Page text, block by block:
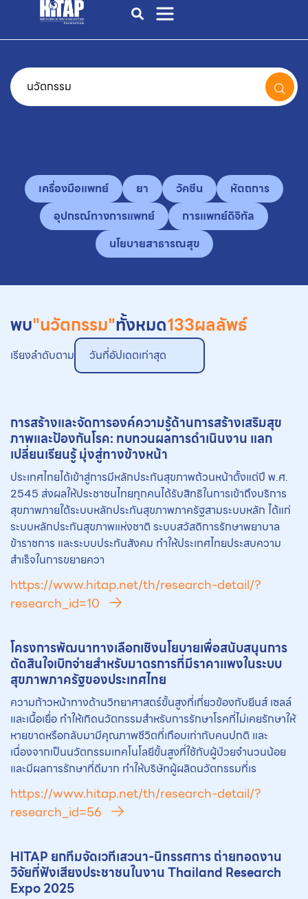
เครื่องมือแพทย์ ยา วัคซีน
หัตถการ
อุปกรณ์ทางการแพทย์
การแพทย์ดิจิทัล
นโยบายสาธารณสุข
พบ"นวัตกรรม"ทั้งหมด133ผลลัพธ์
เรียงลำดับตาม วันที่อัปเดตเก่าสุด
การสร้างและจัดการองค์ความรู้ด้านการสร้างเสริมสุข
ภาพและป้องกันโรค: ทบทวนผลการดำเนินงาน แลก
เปลี่ยนเรียนรู้ มุ่งสู่ทางข้างหน้า
ประเทศไทยได้เข้าสู่การมีหลักประกันสุขภาพถ้วนหน้าตั้งแต่ปี พ.ศ.
2545 ส่งผลให้ประชาชนไทยทุกคนได้รับสิทธิในการเข้าถึงบริการ
สุขภาพภายใต้ระบบหลักประกันสุขภาพภาครัฐสามระบบหลัก ได้แก่
ระบบหลักประกันสุขภาพแห่งชาติ ระบบสวัสดิการรักษาพยาบาล
ข้าราชการ และระบบประกันสังคม ทำให้ประเทศไทยประสบความ
สำเร็จในการขยายควา
https://www.hitap.net/th/research-detail/?
research_id=10
โครงการพัฒนาทางเลือกเชิงนโยบายเพื่อสนับสนุนการ
ตัดสินใจเบิกจ่ายสำหรับมาตรการที่มีราคาแพงในระบบ
สุขภาพภาครัฐของประเทศไทย
ความก้าวหน้าทางด้านวิทยาศาสตร์ขั้นสูงที่เกี่ยวข้องกับยีนส์ เซลล์
และเนื้อเยื่อ ทำให้เกิดนวัตกรรมสำหรับการรักษาโรคที่ไม่เคยรักษาให้
หายขาดหรือกลับมามีคุณภาพชีวิตที่เกือบเท่ากับคนปกติ และ
เนื่องจากเป็นนวัตกรรมเทคโนโลยีขั้นสูงที่ใช้กับผู้ป่วยจำนวนน้อย
และมีผลการรักษาที่ดีมาก ทำให้บริษัทผู้ผลิตนวัตกรรมที่เร
https://www.hitap.net/th/research-detail/?
research_id=56
HITAP ยกทีมจัดเวทีเสวนา-นิทรรศการ ถ่ายทอดงาน
วิจัยที่ฟังเสียงประชาชนในงาน Thailand Research
Expo 2025